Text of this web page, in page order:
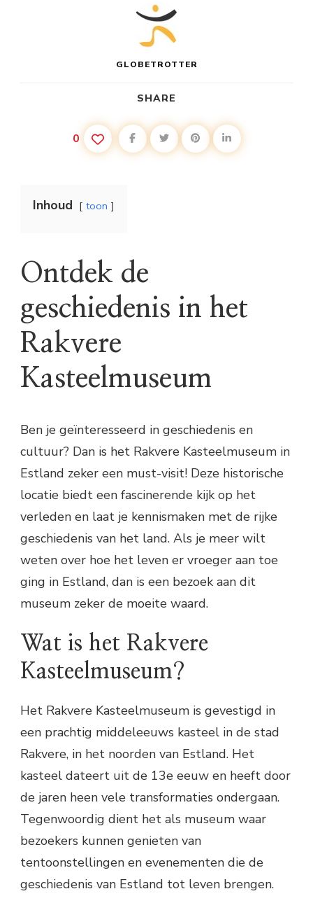
GLOBETROTTER
SHARE
0
Inhoud toon
Ontdek de
geschiedenis in het
Rakvere
Kasteelmuseum
Ben je geïnteresseerd in geschiedenis en
cultuur? Dan is het Rakvere Kasteelmuseum in
Estland zeker een must-visit! Deze historische
locatie biedt een fascinerende kijk op het
verleden en laat je kennismaken met de rijke
geschiedenis van het land. Als je meer wilt
weten over hoe het leven er vroeger aan toe
ging in Estland, dan is een bezoek aan dit
museum zeker de moeite waard.
Wat is het Rakvere
Kasteelmuseum?
Het Rakvere Kasteelmuseum is gevestigd in
een prachtig middeleeuws kasteel in de stad
Rakvere, in het noorden van Estland. Het
kasteel dateert uit de 13e eeuw en heeft door
de jaren heen vele transformaties ondergaan.
Tegenwoordig dient het als museum waar
bezoekers kunnen genieten van
tentoonstellingen en evenementen die de
geschiedenis van Estland tot leven brengen.